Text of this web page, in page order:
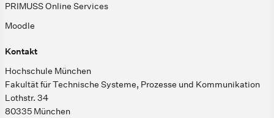
PRIMUSS Online Services
Moodle
Kontakt
Hochschule München
Fakultät für Technische Systeme, Prozesse und Kommunikation
Lothstr. 34
80335 München